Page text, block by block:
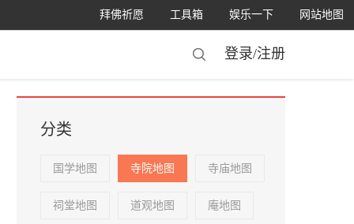
网站地图
娱乐一下
工具箱
拜佛祈愿
登录/注册
分类
国学地图 寺院地图 寺庙地图
祠堂地图 道观地图 庵地图